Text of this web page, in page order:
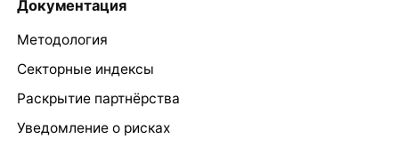
Документация
Методология
Секторные индексы
Раскрытие партнёрства
Уведомление о рисках